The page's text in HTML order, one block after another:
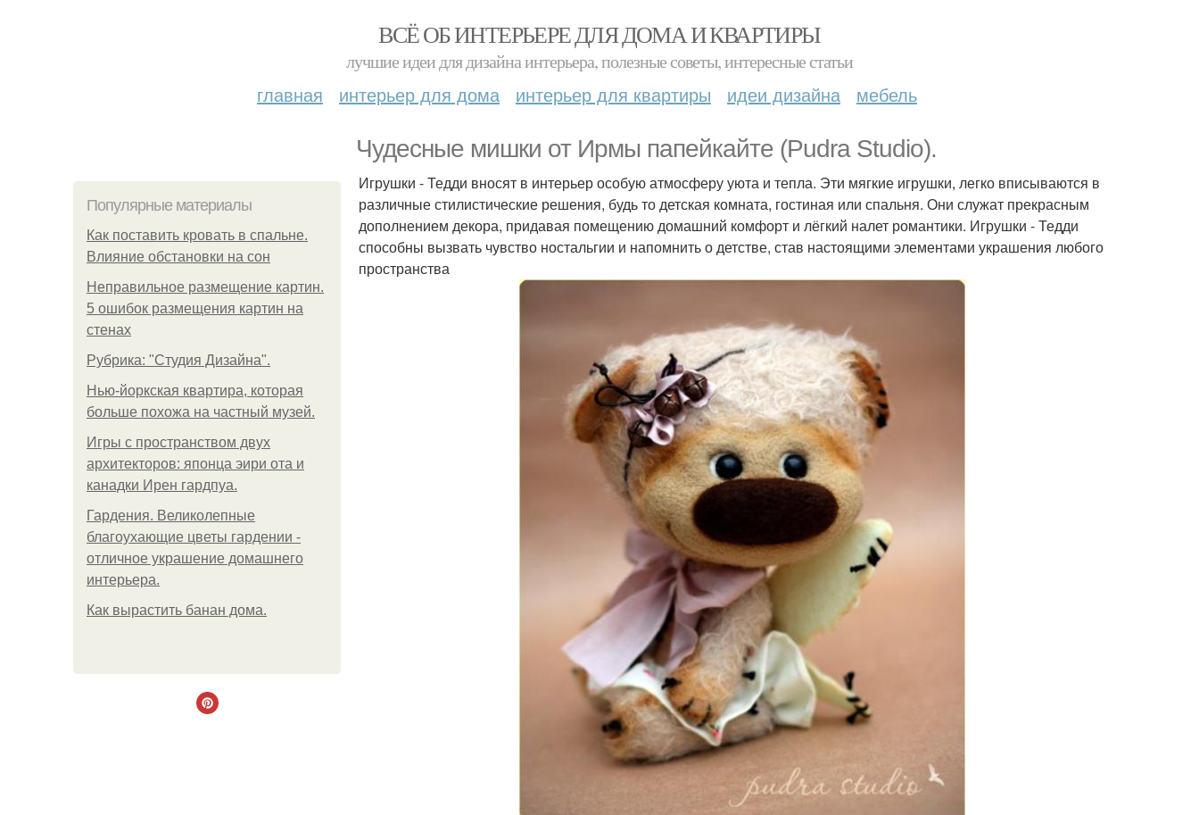
ВСЁ ОБ ИНТЕРЬЕРЕ ДЛЯ ДОМА И КВАРТИРЫ
лучшие идеи для дизайна интерьера, полезные советы, интересные статьи
главная интерьер для дома интерьер для квартиры идеи дизайна мебель
Чудесные мишки от Ирмы папейкайте (Pudra Studio).
Популярные материалы
Как поставить кровать в спальне.
Влияние обстановки на сон
Неправильное размещение картин.
5 ошибок размещения картин на
стенах
Рубрика: "Студия Дизайна".
Нью-йоркская квартира, которая
больше похожа на частный музей.
Игры с пространством двух
архитекторов: японца эири ота и
канадки Ирен гардпуа.
Гардения. Великолепные
благоухающие цветы гардении -
отличное украшение домашнего
интерьера.
Как вырастить банан дома.
Игрушки - Тедди вносят в интерьер особую атмосферу уюта и тепла. Эти мягкие игрушки, легко вписываются в
различные стилистические решения, будь то детская комната, гостиная или спальня. Они служат прекрасным
дополнением декора, придавая помещению домашний комфорт и лёгкий налет романтики. Игрушки - Тедди
способны вызвать чувство ностальгии и напомнить о детстве, став настоящими элементами украшения любого
пространства